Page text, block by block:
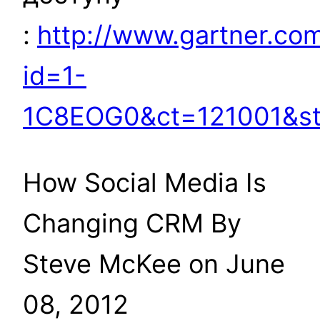
: http://
id=1-
How Social Media Is
Changing CRM By
Steve McKee on June
08, 2012